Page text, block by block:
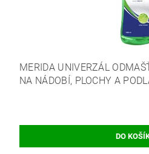
MERIDA UNIVERZÁL
NA NÁDOBÍ, PLOCHY A